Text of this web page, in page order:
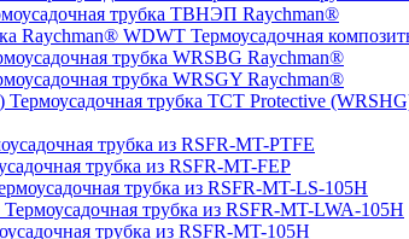
трубка ТВНЭП Raychman®
Термоусадочная
трубка WRSBG Raychman®
трубка WRSGY Raychman®
Термоусадочная трубка TCT Protective
трубка из RSFR-MT-PTFE
трубка из RSFR-MT-FEP
трубка из RSFR-MT-LS-105H
Термоусадочная трубка из RSFR-MT-LWA-105H
трубка из RSFR-MT-105H